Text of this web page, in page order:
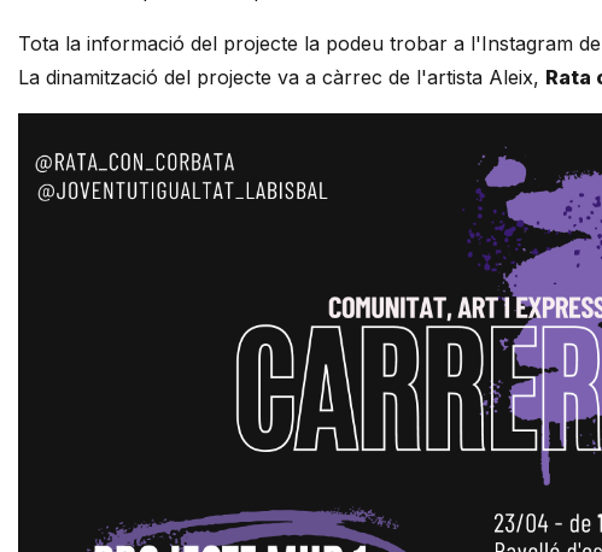
Tota la informació del projecte la podeu trobar a l'Instagram
La dinamització del projecte va a càrrec de l'artista Aleix, Rata